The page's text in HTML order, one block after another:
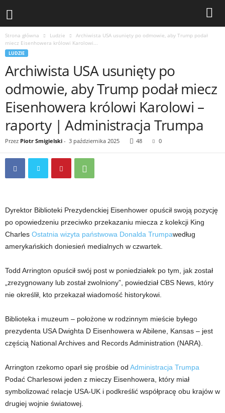
Strona główna Ludzie
Archiwista USA usunięty po odmowie, aby Trump podał
miecz Eisenhowera królowi Karolowi...
LUDZIE
Archiwista USA usunięty po
odmowie, aby Trump podał miecz
Eisenhowera królowi Karolowi –
raporty | Administracja Trumpa
Przez Piotr Smigielski - 3 października 2025 48 0
Dyrektor Biblioteki Prezydenckiej Eisenhower opuścił swoją pozycję
po opowiedzeniu przeciwko przekazaniu miecza z kolekcji King
Charles Ostatnia wizyta państwowa Donalda Trumpawedług
amerykańskich doniesień medialnych w czwartek.
Todd Arrington opuścił swój post w poniedziałek po tym, jak został
„zrezygnowany lub został zwolniony”, powiedział CBS News, który
nie określił, kto przekazał wiadomość historykowi.
Biblioteka i muzeum – położone w rodzinnym mieście byłego
prezydenta USA Dwighta D Eisenhowera w Abilene, Kansas – jest
częścią National Archives and Records Administration (NARA).
Arrington rzekomo oparł się prośbie od Administracja Trumpa
Podać Charlesowi jeden z mieczy Eisenhowera, który miał
symbolizować relacje USA-UK i podkreślić współpracę obu krajów w
drugiej wojnie światowej.